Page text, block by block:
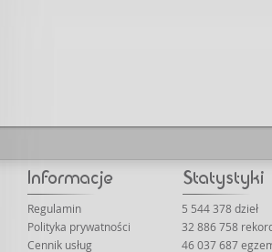
Regulamin
Polityka prywatności
Cennik usług
5 544 378 dzieł
32 886 758
46 037 687